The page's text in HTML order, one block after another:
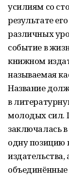
усилиям со
результате
различных
событие в
книжном
называемая
Название
в
молодых сил.
заключалась
одну позицию